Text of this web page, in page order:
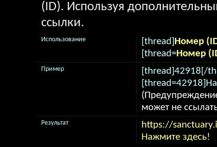
(ID). Используя
ссылки.
[thread] Номер
[thread=Номер
Использование
[thread]42918[/
может не
Пример
https://
Нажмите здесь!
Результат